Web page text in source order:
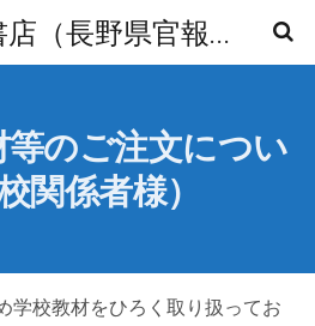
長野西澤書店（長野県官報販売所） オフィシャルサイト
等のご注文につい
関係者様）
学校教材をひろく取り扱ってお